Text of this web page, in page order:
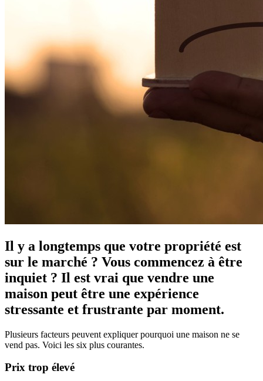
Il y a longtemps que votre propriété est
sur le marché ? Vous commencez à être
inquiet ? Il est vrai que vendre une
maison peut être une expérience
stressante et frustrante par moment.
Plusieurs facteurs peuvent expliquer pourquoi une maison ne se
vend pas. Voici les six plus courantes.
Prix trop élevé